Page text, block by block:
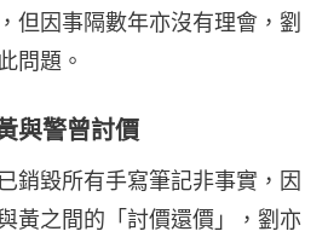
但因事隔數年亦沒有理會，劉
問題。
與警曾討價
銷毀所有手寫筆記非事實，因
黃之間的「討價還價」，劉亦